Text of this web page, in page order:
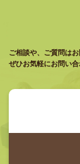
ご相談や、ご質問は
ぜひお気軽にお問い合